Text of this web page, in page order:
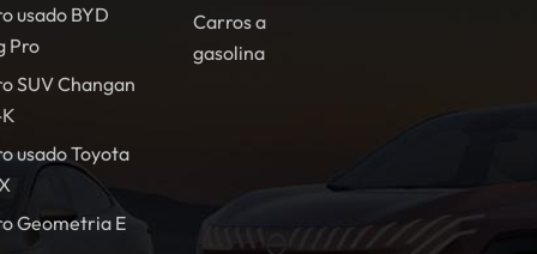
usado BYD
Pro
SUV Changan
usado Toyota
Geometria E
Carros a
gasolina